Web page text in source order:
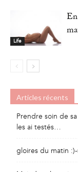
Life
Articles récents
Prendre soin de
les ai testés…
gloires du matin :)-